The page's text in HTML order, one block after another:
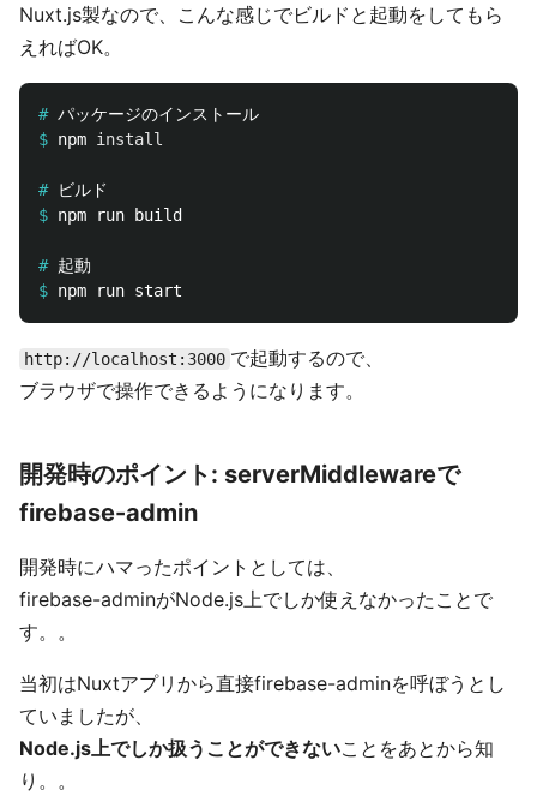
Nuxt.js製なので、こんな感じでビルドと起動をしてもら
えればOK。
#
$ npm install
#
$
#
$
http://localhost:3000 で起動するので、
ブラウザで操作できるようになります。
開発時のポイント: serverMiddlewareで
firebase-admin
開発時にハマったポイントとしては、
firebase-adminがNode.js上でしか使えなかったことで
す。。
当初はNuxtアプリから直接firebase-adminを呼ぼうとし
ていましたが、
Node.js上でしか扱うことができないことをあとから知
り。。